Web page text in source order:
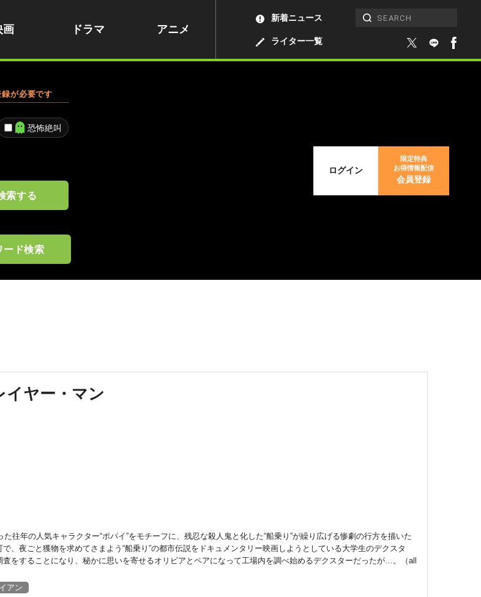
画 ドラマ アニメ
ライター一覧
新着ニュース
が必要です
恐怖絶叫
索する
ード検索
ログイン
限定特典
お得情報配信
会員登録
イヤー・マン
往年の人気キャラクター“ポパイ”をモチーフに、残忍な殺人鬼と化した“船乗り”が繰り広げる惨劇の行方を描いた
、夜ごと獲物を求めてさまよう“船乗り”の都市伝説をドキュメンタリー映画しようとしている大学生のデクスタ
をすることになり、秘かに思いを寄せるオリビアとペアになって工場内を調べ始めるデクスターだったが…。（all
アン